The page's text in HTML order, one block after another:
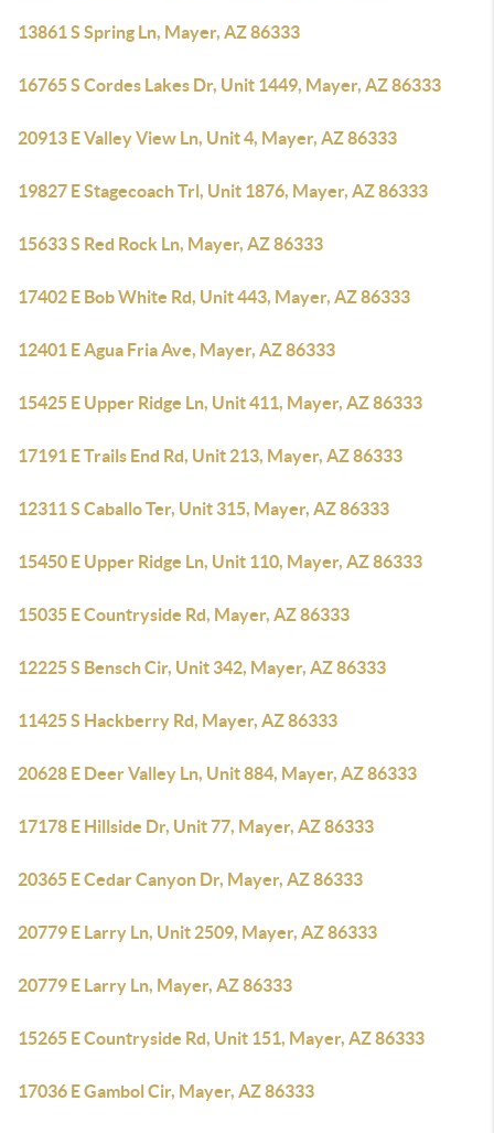
13861 S Spring Ln, Mayer, AZ 86333
16765 S Cordes Lakes Dr, Unit 1449, Mayer, AZ 86333
20913 E Valley View Ln, Unit 4, Mayer, AZ 86333
19827 E Stagecoach Trl, Unit 1876, Mayer, AZ 86333
15633 S Red Rock Ln, Mayer, AZ 86333
17402 E Bob White Rd, Unit 443, Mayer, AZ 86333
12401 E Agua Fria Ave, Mayer, AZ 86333
15425 E Upper Ridge Ln, Unit 411, Mayer, AZ 86333
17191 E Trails End Rd, Unit 213, Mayer, AZ 86333
12311 S Caballo Ter, Unit 315, Mayer, AZ 86333
15450 E Upper Ridge Ln, Unit 110, Mayer, AZ 86333
15035 E Countryside Rd, Mayer, AZ 86333
12225 S Bensch Cir, Unit 342, Mayer, AZ 86333
11425 S Hackberry Rd, Mayer, AZ 86333
20628 E Deer Valley Ln, Unit 884, Mayer, AZ 86333
17178 E Hillside Dr, Unit 77, Mayer, AZ 86333
20365 E Cedar Canyon Dr, Mayer, AZ 86333
20779 E Larry Ln, Unit 2509, Mayer, AZ 86333
20779 E Larry Ln, Mayer, AZ 86333
15265 E Countryside Rd, Unit 151, Mayer, AZ 86333
17036 E Gambol Cir, Mayer, AZ 86333